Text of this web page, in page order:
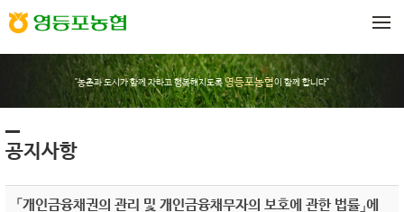
"농촌과 도시가 함께 자라고 행복해지도록영등포농협이 함께 합니다"
공지사항
「개인금융채권의 관리 및 개인금융채무자의 보호에 관한 법률」에